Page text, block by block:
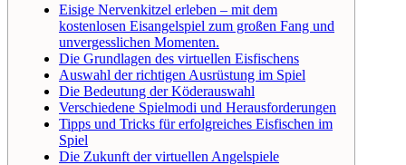
Eisige Nervenkitzel erleben – mit dem
kostenlosen Eisangelspiel zum großen Fang und
unvergesslichen Momenten.
Die Grundlagen des virtuellen Eisfischens
Auswahl der richtigen Ausrüstung im Spiel
Die Bedeutung der Köderauswahl
Verschiedene Spielmodi und Herausforderungen
Tipps und Tricks für erfolgreiches Eisfischen im
Spiel
Die Zukunft der virtuellen Angelspiele